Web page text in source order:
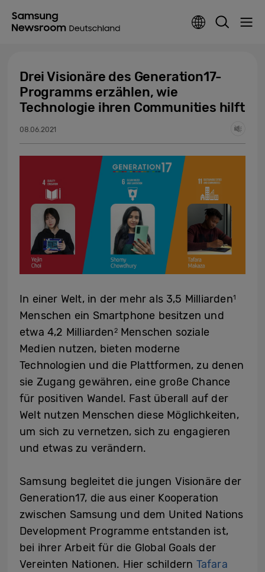
Drei Visionäre des Generation17-
Programms erzählen, wie
Technologie ihren Communities hilft
08.06.2021
In einer Welt, in der mehr als 3,5 Milliarden1
Menschen ein Smartphone besitzen und
etwa 4,2 Milliarden2Menschen soziale
Medien nutzen, bieten moderne
Technologien und die Plattformen, zu denen
sie Zugang gewähren, eine große Chance
für positiven Wandel. Fast überall auf der
Welt nutzen Menschen diese Möglichkeiten,
um sich zu vernetzen, sich zu engagieren
und etwas zu verändern.
Samsung begleitet die jungen Visionäre der
Generation17, die aus einer Kooperation
zwischen Samsung und dem United Nations
Development Programme entstanden ist,
bei ihrer Arbeit für die Global Goals der
Vereinten Nationen. Hier schildern Tafara